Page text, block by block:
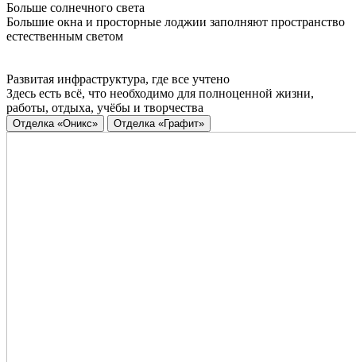
Больше солнечного света
Большие окна и просторные лоджии заполняют пространство
естественным светом
Развитая инфраструктура, где все учтено
Здесь есть всё, что необходимо для полноценной жизни,
работы, отдыха, учёбы и творчества
Отделка «Оникс» Отделка «Графит»